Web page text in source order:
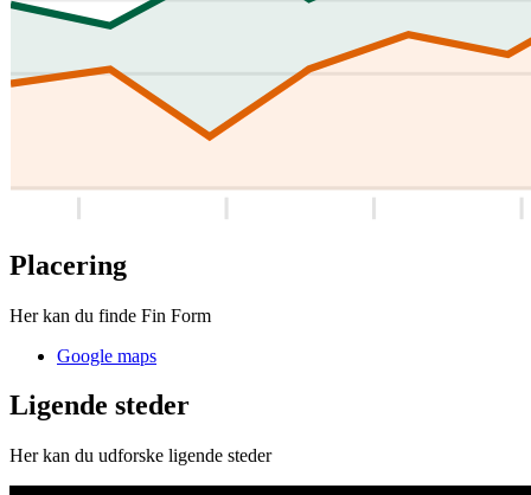
Placering
Her kan du finde Fin Form
Google maps
Ligende steder
Her kan du udforske ligende steder